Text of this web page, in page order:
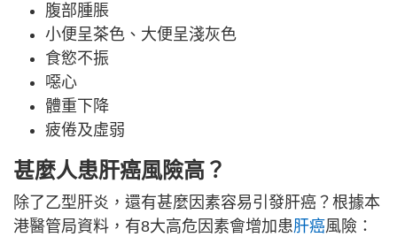
腹部腫脹
小便呈茶色、大便呈淺灰色
食慾不振
噁心
體重下降
疲倦及虛弱
甚麼人患肝癌風險高？
除了乙型肝炎，還有甚麼因素容易引發肝癌？根據本
港醫管局資料，有8大高危因素會增加患肝癌風險：